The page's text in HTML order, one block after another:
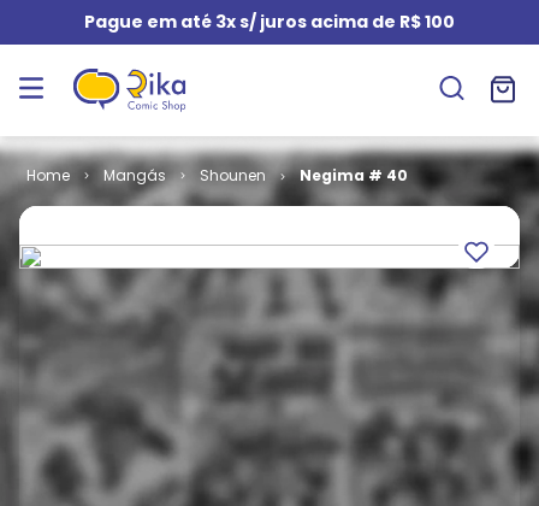
Pague em até 3x s/ juros acima de R$ 100
Mangás Shounen Negima # 40